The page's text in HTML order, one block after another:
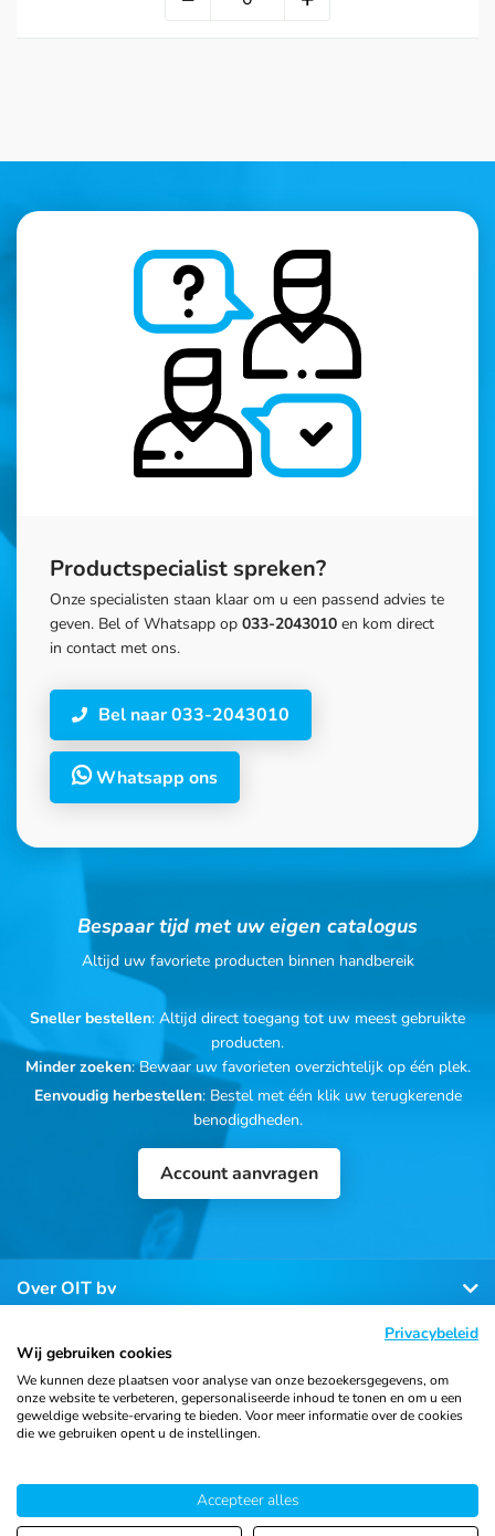
Productspecialist spreken?
Onze specialisten staan klaar om u een passend advies te
geven. Bel of Whatsapp op 033-2043010 en kom direct
in contact met ons.
Bel naar 033-2043010
Whatsapp ons
Bespaar tijd met uw eigen catalogus
Altijd uw favoriete producten binnen handbereik
Sneller bestellen: Altijd direct toegang tot uw meest gebruikte
producten.
Minder zoeken: Bewaar uw favorieten overzichtelijk op één plek.
Eenvoudig herbestellen: Bestel met één klik uw terugkerende
benodigdheden.
Account aanvragen
Over OIT bv
Klantenservice
Contact
& Trading B.V.
Algemene voorwaarden
verklaring
Cookiebeleid Sitemap
Privacybeleid
Wij gebruiken cookies
We kunnen deze plaatsen voor analyse van onze bezoekersgegevens, om
onze website te verbeteren, gepersonaliseerde inhoud te tonen en om u een
geweldige website-ervaring te bieden. Voor meer informatie over de cookies
die we gebruiken opent u de instellingen.
Accepteer alles